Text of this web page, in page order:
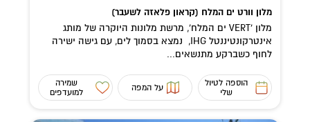
מלון וורט ים המלח (קראון פלאזה לשעבר)
מלון 'VERT ים המלח', מרשת מלונות היוקרה של מותג
אינטרקונטיננטל IHG, נמצא בסמוך לים, עם גישה ישירה
לחוף כשברקע מתנשאים...
הוספה לטיול
שלי
על המפה
שמירה
למועדפים